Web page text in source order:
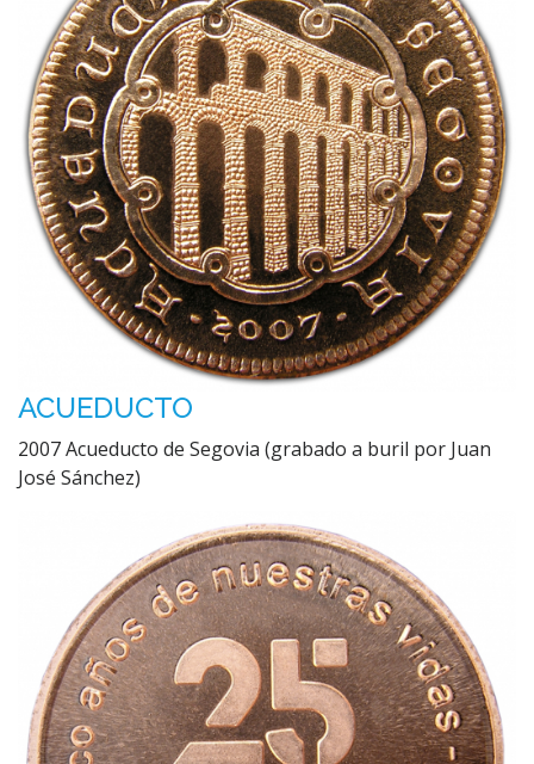
ACUEDUCTO
2007 Acueducto de Segovia (grabado a buril por Juan
José Sánchez)